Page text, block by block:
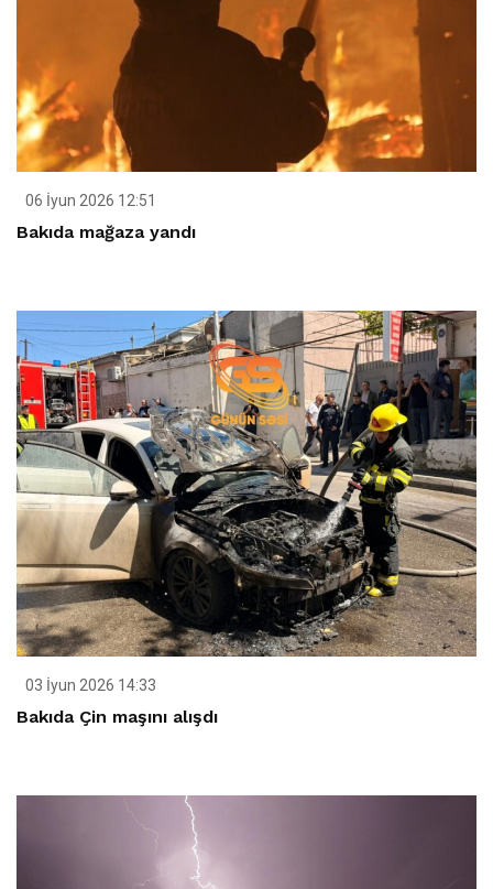
06 İyun 2026 12:51
Bakıda mağaza yandı
03 İyun 2026 14:33
Bakıda Çin maşını alışdı